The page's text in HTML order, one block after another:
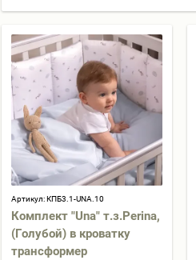
Артикул:КПБ3.1-UNA.10
Комплект "Una" т.з.Perina,
(Голубой) в кроватку
трансформер